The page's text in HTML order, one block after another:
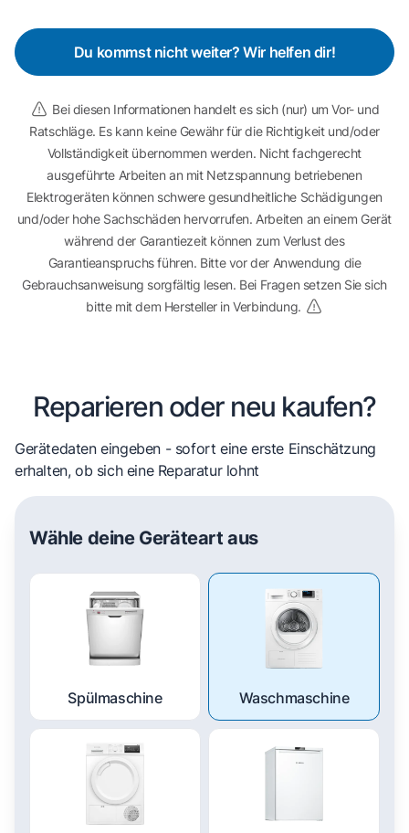
Du kommst nicht weiter? Wir helfen dir!
Bei diesen Informationen handelt es sich (nur) um Vor- und
Ratschläge. Es kann keine Gewähr für die Richtigkeit und/oder
Vollständigkeit übernommen werden. Nicht fachgerecht
ausgeführte Arbeiten an mit Netzspannung betriebenen
Elektrogeräten können schwere gesundheitliche Schädigungen
und/oder hohe Sachschäden hervorrufen. Arbeiten an einem Gerät
während der Garantiezeit können zum Verlust des
Garantieanspruchs führen. Bitte vor der Anwendung die
Gebrauchsanweisung sorgfältig lesen. Bei Fragen setzen Sie sich
bitte mit dem Hersteller in Verbindung.
Reparieren oder neu kaufen?
Gerätedaten eingeben - sofort eine erste Einschätzung
erhalten, ob sich eine Reparatur lohnt
Wähle deine Geräteart aus
Spülmaschine Waschmaschine